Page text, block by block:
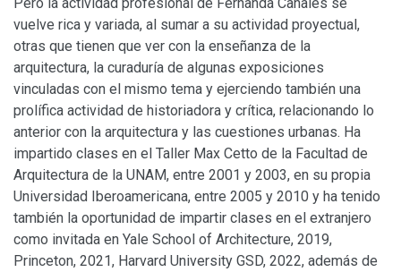
vuelve rica y variada, al sumar a su actividad proyectual,
otras que tienen que ver con la enseñanza de la
arquitectura, la curaduría de algunas exposiciones
vinculadas con el mismo tema y ejerciendo también una
prolífica actividad de historiadora y crítica, relacionando lo
anterior con la arquitectura y las cuestiones urbanas. Ha
impartido clases en el Taller Max Cetto de la Facultad de
Arquitectura de la UNAM, entre 2001 y 2003, en su propia
Universidad Iberoamericana, entre 2005 y 2010 y ha tenido
también la oportunidad de impartir clases en el extranjero
como invitada en Yale School of Architecture, 2019,
Princeton, 2021, Harvard University GSD, 2022, además de